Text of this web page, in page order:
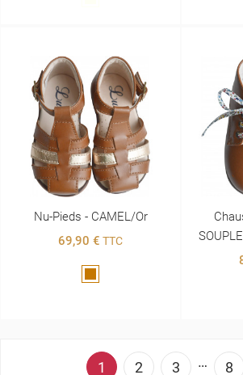
Nu-Pieds - CAMEL/or
69,90 € TTC
1 2 3 … 8